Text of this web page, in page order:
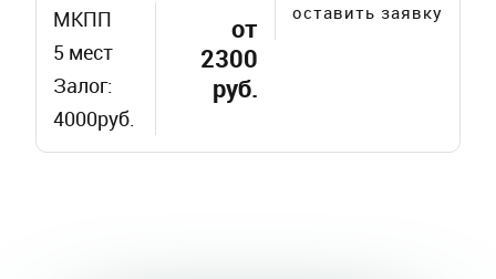
оставить заявку
МКПП
5 мест
Залог:
4000руб.
от
2300
руб.